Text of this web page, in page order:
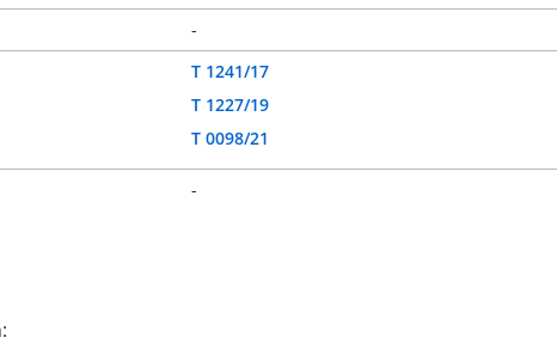
-
T 1241/17
T 1227/19
T 0098/21
-